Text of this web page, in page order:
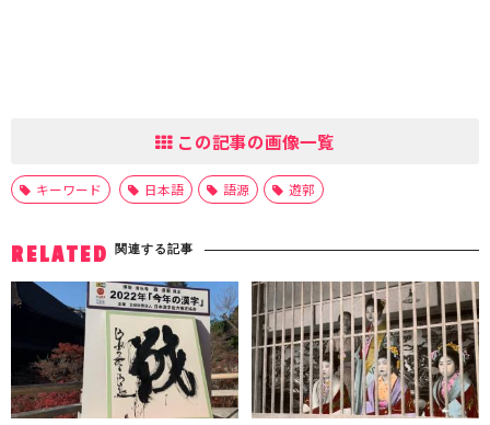
この記事の画像一覧
キーワード 日本語 語源 遊郭
RELATED 関連する記事